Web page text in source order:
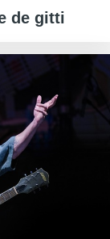
de gitti